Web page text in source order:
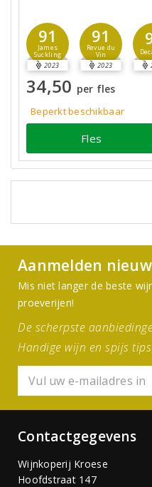
91
James
Suckling
2023
91
Revue du
Vin
2023
34,50 per fles
Beperkt beschikbaar
Fles
Aanmelden
Mis niet langer de beste
proeverijen!
De scherpste
Handige wijn en spijs tips
Contactgegevens
Wijnkoperij Kroese
Hoofdstraat 147